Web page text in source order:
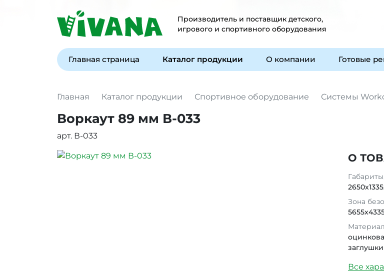
Производитель и поставщик детского,
игрового и спортивного оборудования
Главная страница Каталог продукции О компании Готовые
Главная Каталог продукции Спортивное оборудование Системы
Воркаут 89 мм В-033
арт. В-033
О
Зона
заглушки
Все